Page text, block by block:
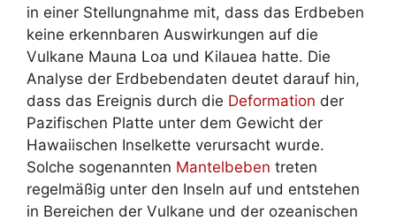
in einer Stellungnahme mit, dass das Erdbeben
keine erkennbaren Auswirkungen auf die
Vulkane Mauna Loa und Kilauea hatte. Die
Analyse der Erdbebendaten deutet darauf hin,
dass das Ereignis durch die Deformation der
Pazifischen Platte unter dem Gewicht der
Hawaiischen Inselkette verursacht wurde.
Solche sogenannten Mantelbeben treten
regelmäßig unter den Inseln auf und entstehen
in Bereichen der Vulkane und der ozeanischen